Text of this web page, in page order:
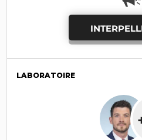
LABORATOIRE